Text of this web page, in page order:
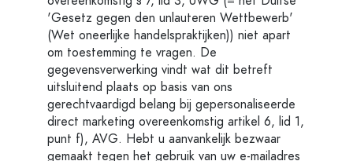
'Gesetz gegen den unlauteren Wettbewerb'
(Wet oneerlijke handelspraktijken)) niet apart
om toestemming te vragen. De
gegevensverwerking vindt wat dit betreft
uitsluitend plaats op basis van ons
gerechtvaardigd belang bij gepersonaliseerde
direct marketing overeenkomstig artikel 6, lid 1,
punt f), AVG. Hebt u aanvankelijk bezwaar
gemaakt tegen het gebruik van uw e-mailadres